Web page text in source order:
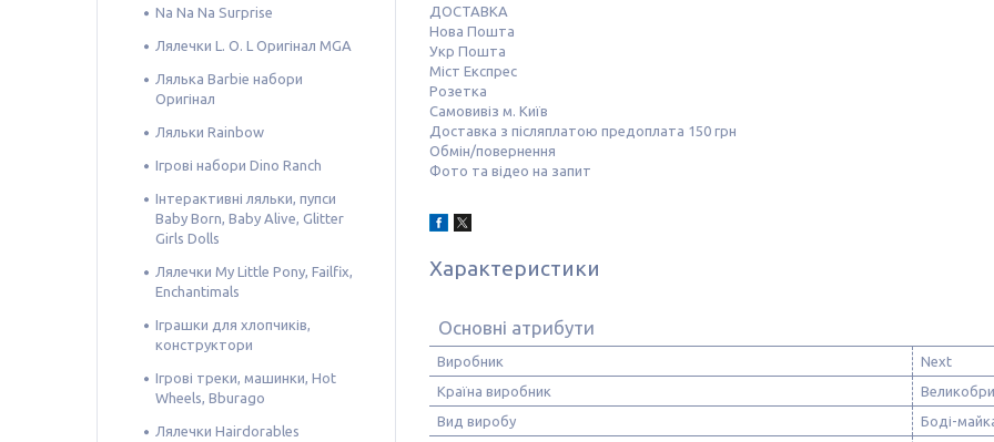
ДОСТАВКА
Нова Пошта
Укр Пошта
Міст Експрес
Розетка
Самовивіз м. Київ
Доставка з післяплатою предоплата 150 грн
Обмін/повернення
Фото та відео на запит
Характеристики
Основні атрибути
Виробник
Next
Країна виробник
Вид виробу
Боді-
Na Na Na Surprise
Лялечки L. O. L Оригінал MGA
Лялька Barbie набори
Оригінал
Ляльки Rainbow
Ігрові набори Dino Ranch
Інтерактивні ляльки, пупси
Baby Born, Baby Alive, Glitter
Girls Dolls
Лялечки My Little Pony, Failfix,
Enchantimals
Іграшки для хлопчиків,
конструктори
Ігрові треки, машинки, Hot
Wheels, Bburago
Лялечки Hairdorables